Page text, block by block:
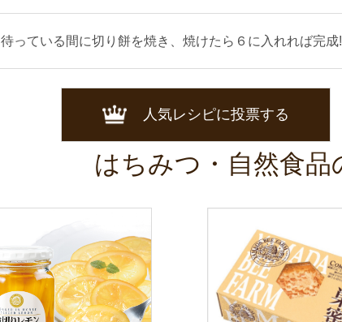
待っている間に切り餅を焼き、焼けたら６に入れれば完成
人気レシピに投票する
はちみつ・自然食